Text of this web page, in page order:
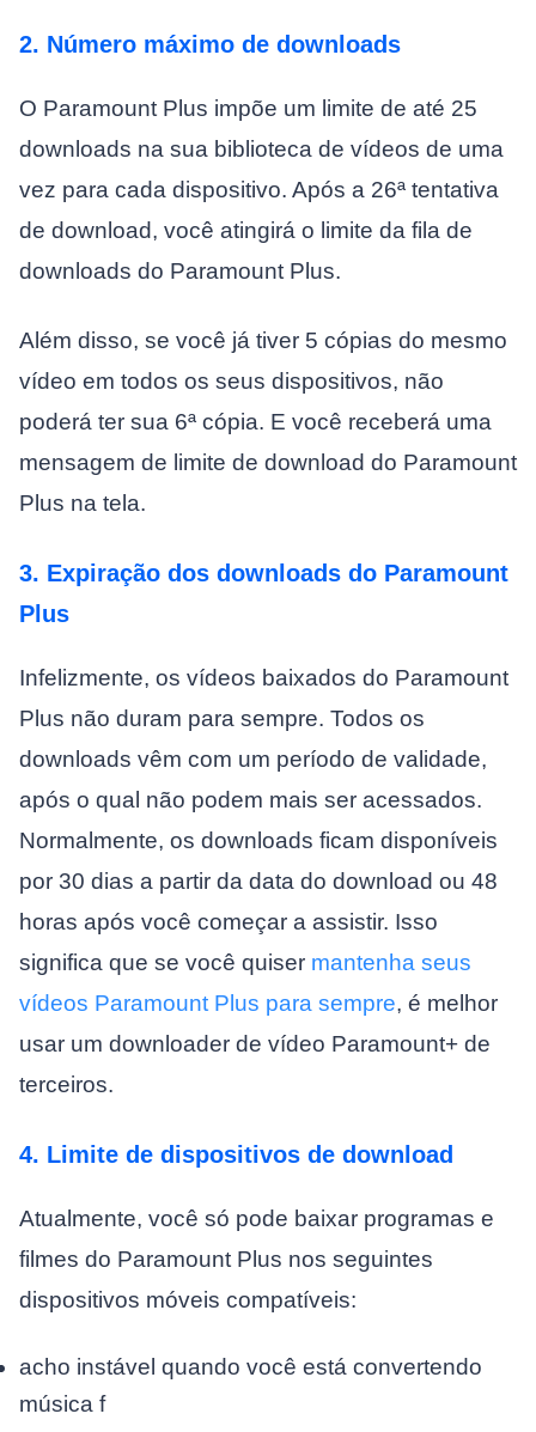
2. Número máximo de downloads
O Paramount Plus impõe um limite de até 25
downloads na sua biblioteca de vídeos de uma
vez para cada dispositivo. Após a 26ª tentativa
de download, você atingirá o limite da fila de
downloads do Paramount Plus.
Além disso, se você já tiver 5 cópias do mesmo
vídeo em todos os seus dispositivos, não
poderá ter sua 6ª cópia. E você receberá uma
mensagem de limite de download do Paramount
Plus na tela.
3. Expiração dos downloads do Paramount
Plus
Infelizmente, os vídeos baixados do Paramount
Plus não duram para sempre. Todos os
downloads vêm com um período de validade,
após o qual não podem mais ser acessados.
Normalmente, os downloads ficam disponíveis
por 30 dias a partir da data do download ou 48
horas após você começar a assistir. Isso
significa que se você quiser mantenha seus
vídeos Paramount Plus para sempre, é melhor
usar um downloader de vídeo Paramount+ de
terceiros.
4. Limite de dispositivos de download
Atualmente, você só pode baixar programas e
filmes do Paramount Plus nos seguintes
dispositivos móveis compatíveis:
acho instável quando você está convertendo
música f